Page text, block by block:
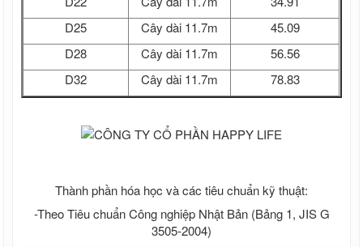
D25
Cây dài 11.7m
45.09
D28
Cây dài 11.7m
56.56
D32
Cây dài 11.7m 78.83
Thành phần hóa học và các tiêu chuẩn kỹ thuật:
-Theo Tiêu chuẩn Công nghiệp Nhật Bản (Bảng 1, JIS G
3505-2004)